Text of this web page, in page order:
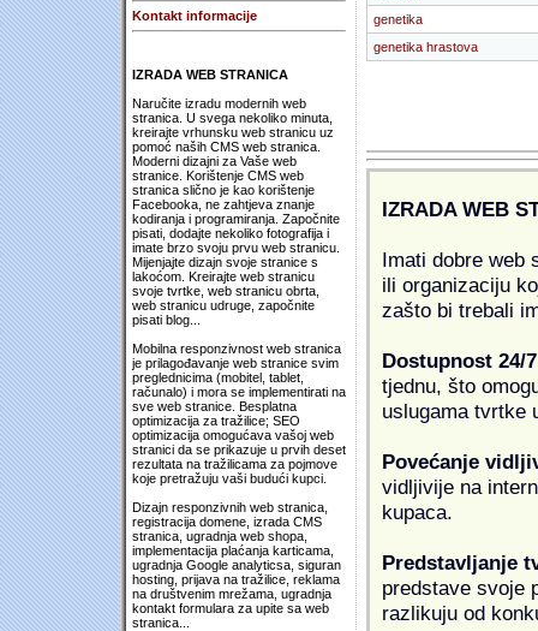
Kontakt informacije
IZRADA WEB STRANICA
Naručite izradu modernih web
stranica. U svega nekoliko minuta,
kreirajte vrhunsku web stranicu uz
pomoć naših CMS web stranica.
Moderni dizajni za Vaše web
stranice. Korištenje CMS web
stranica slično je kao korištenje
Facebooka, ne zahtjeva znanje
kodiranja i programiranja. Započnite
pisati, dodajte nekoliko fotografija i
imate brzo svoju prvu web stranicu.
Mijenjajte dizajn svoje stranice s
lakoćom. Kreirajte web stranicu
svoje tvrtke, web stranicu obrta,
web stranicu udruge, započnite
pisati blog...
Mobilna responzivnost web stranica
je prilagođavanje web stranice svim
preglednicima (mobitel, tablet,
računalo) i mora se implementirati na
sve web stranice. Besplatna
optimizacija za tražilice; SEO
optimizacija omogućava vašoj web
stranici da se prikazuje u prvih deset
rezultata na tražilicama za pojmove
koje pretražuju vaši budući kupci.
Dizajn responzivnih web stranica,
registracija domene, izrada CMS
stranica, ugradnja web shopa,
implementacija plaćanja karticama,
ugradnja Google analyticsa, siguran
hosting, prijava na tražilice, reklama
na društvenim mrežama, ugradnja
kontakt formulara za upite sa web
stranica...
genetika
genetika hrastova
IZRADA WEB
Imati dobre web
ili organizaciju
zašto bi trebali
Dostupnost 24/7
tjednu, što
uslugama tvrtke
Povećanje
vidljivije na
kupaca.
Predstavljanje
predstave svoje
razlikuju od